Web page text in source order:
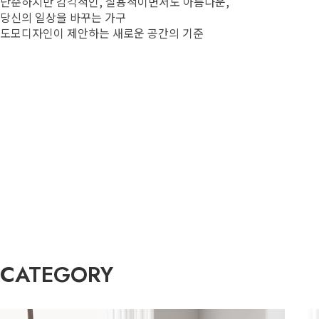
당신의 일상을 바꾸는 가구
도모디자인이 제안하는 새로운 공간의 기준
CATEGORY